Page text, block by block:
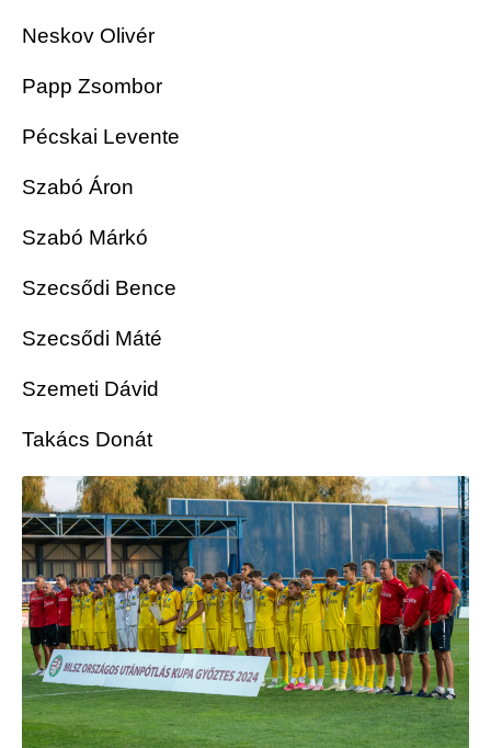
Neskov Olivér
Papp Zsombor
Pécskai Levente
Szabó Áron
Szabó Márkó
Szecsődi Bence
Szecsődi Máté
Szemeti Dávid
Takács Donát